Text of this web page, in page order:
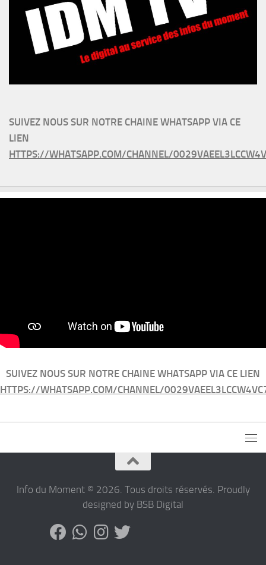
SUIVEZ NOUS SUR NOTRE CHAINE WHATSAPP VIA CE
LIEN
HTTPS://WHATSAPP.COM/CHANNEL/
SUIVEZ NOUS SUR NOTRE CHAINE WHATSAPP VIA CE LIEN
HTTPS://WHATSAPP.COM/CHANNEL/
Info du Moment © 2026. Tous droits réservés. Proudly
designed by BSB Digital